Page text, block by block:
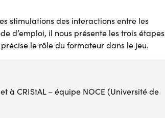
stimulations des interactions entre les
d’emploi, il nous présente les trois étapes
le rôle du formateur dans le jeu.
à CRIStAL – équipe NOCE (Université de